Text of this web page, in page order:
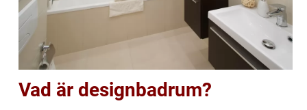
Vad är designbadrum?